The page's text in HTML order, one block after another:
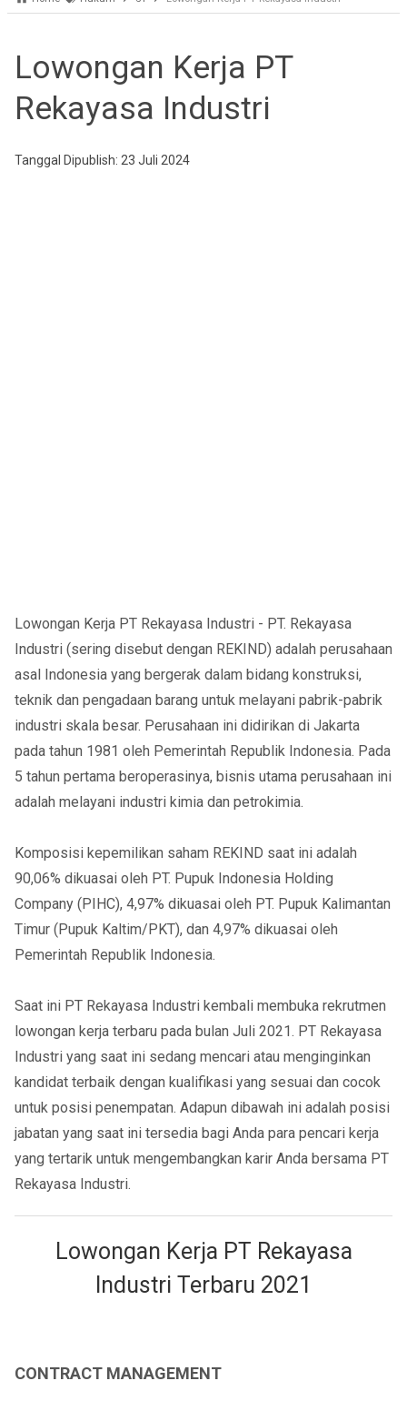
Lowongan Kerja PT
Rekayasa Industri
Tanggal Dipublish: 23 Juli 2024
Lowongan Kerja PT Rekayasa Industri - PT. Rekayasa
Industri (sering disebut dengan REKIND) adalah perusahaan
asal Indonesia yang bergerak dalam bidang konstruksi,
teknik dan pengadaan barang untuk melayani pabrik-pabrik
industri skala besar. Perusahaan ini didirikan di Jakarta
pada tahun 1981 oleh Pemerintah Republik Indonesia. Pada
5 tahun pertama beroperasinya, bisnis utama perusahaan ini
adalah melayani industri kimia dan petrokimia.
Komposisi kepemilikan saham REKIND saat ini adalah
90,06% dikuasai oleh PT. Pupuk Indonesia Holding
Company (PIHC), 4,97% dikuasai oleh PT. Pupuk Kalimantan
Timur (Pupuk Kaltim/PKT), dan 4,97% dikuasai oleh
Pemerintah Republik Indonesia.
Saat ini PT Rekayasa Industri kembali membuka rekrutmen
lowongan kerja terbaru pada bulan Juli 2021. PT Rekayasa
Industri yang saat ini sedang mencari atau menginginkan
kandidat terbaik dengan kualifikasi yang sesuai dan cocok
untuk posisi penempatan. Adapun dibawah ini adalah posisi
jabatan yang saat ini tersedia bagi Anda para pencari kerja
yang tertarik untuk mengembangkan karir Anda bersama PT
Rekayasa Industri.
Lowongan Kerja PT Rekayasa
Industri Terbaru 2021
CONTRACT MANAGEMENT